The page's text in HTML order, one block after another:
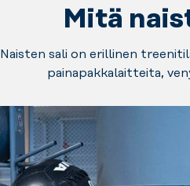
Mitä
Naisten sali on erillinen
painapakkalaitteita,